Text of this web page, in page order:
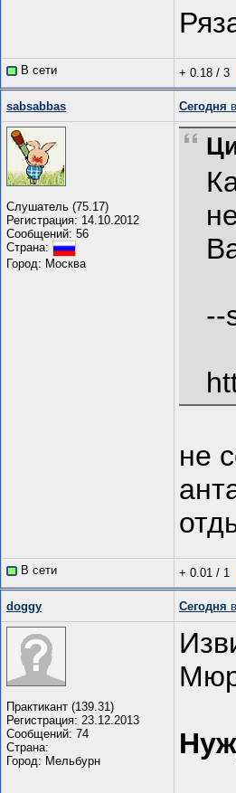
В сети + 0.18 / 3
sabsabbas Сегодня
Слушатель (75.17)
Регистрация: 14.10.2012
Сообщений: 56
Страна:
Город: Москва
--
не
В сети + 0.01 / 1
doggy Сегодня
Практикант (139.31)
Регистрация: 23.12.2013
Сообщений: 74
Страна:
Город: Мельбурн